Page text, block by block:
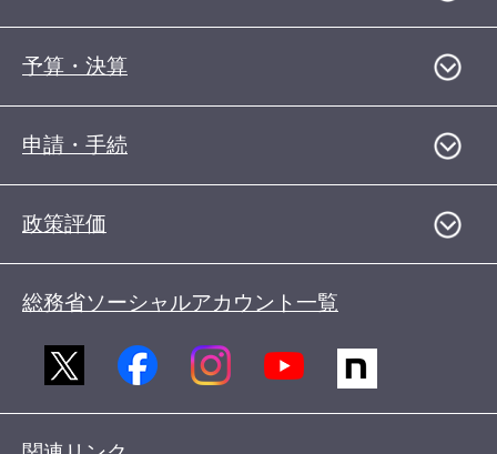
予算・決算
申請・手続
政策評価
総務省ソーシャルアカウント一覧